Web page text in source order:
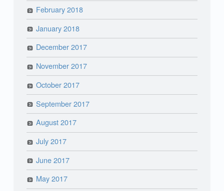
February 2018
January 2018
December 2017
November 2017
October 2017
September 2017
August 2017
July 2017
June 2017
May 2017